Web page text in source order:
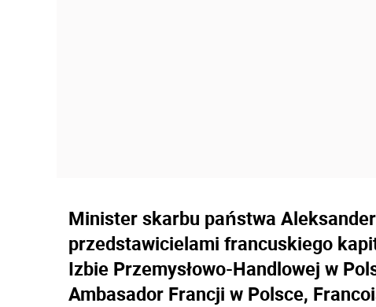
Minister skarbu państwa
przedstawicielami francuskiego
Izbie Przemysłowo-Handlowej w
Ambasador Francji w Polsce,